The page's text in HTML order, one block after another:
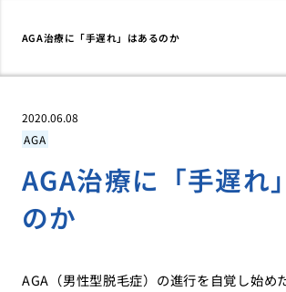
AGA治療に「手遅れ」はあるのか
2020.06.08
AGA
AGA治療に「手遅れ
のか
AGA（男性型脱毛症）の進行を自覚し始め